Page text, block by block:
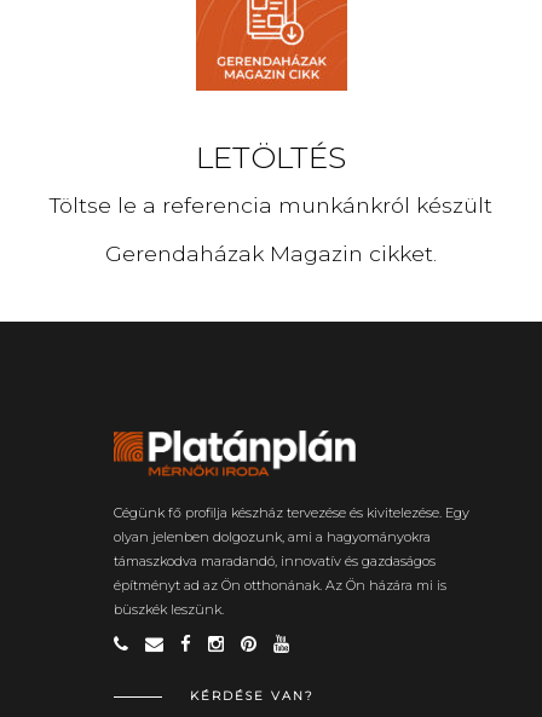
LETÖLTÉS
Töltse le a referencia munkánkról készült
Gerendaházak Magazin cikket.
Cégünk fő profilja készház tervezése és kivitelezése. Egy
olyan jelenben dolgozunk, ami a hagyományokra
támaszkodva maradandó, innovatív és gazdaságos
építményt ad az Ön otthonának. Az Ön házára mi is
büszkék leszünk.
KÉRDÉSE VAN?